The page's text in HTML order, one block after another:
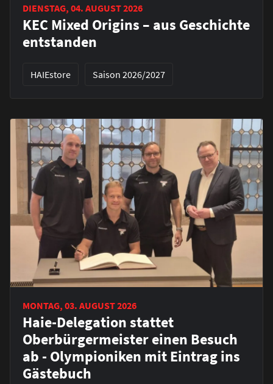
DIENSTAG, 04. AUGUST 2026
KEC Mixed Origins – aus Geschichte
entstanden
HAIEstore Saison 2026/2027
MONTAG, 03. AUGUST 2026
Haie-Delegation stattet
Oberbürgermeister einen Besuch
ab - Olympioniken mit Eintrag ins
Gästebuch